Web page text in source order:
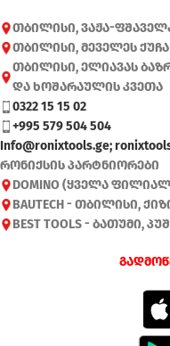
თბილისი, ვაჟა-
თბილისი, მეველეს
თბილისი, ელიავას
და ხოშარაულის კვეთა
0322 15 15 02
+995 579 504 504
Info@ronixtools.ge;
რონიქსის პარტნიორები
DOMINO (ყველა
BAUTECH - თბილისი,
BEST TOOLS - ბათუმი,